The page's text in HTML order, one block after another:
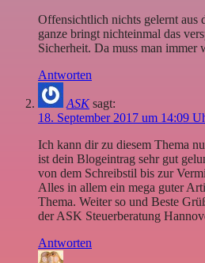
Offensichtlich nichts gelernt aus
ganze bringt nichteinmal das
Sicherheit. Da muss man immer
Antworten
ASK sagt:
18. September 2017 um 14:09
Ich kann dir zu diesem Thema
ist dein Blogeintrag sehr gut
von dem Schreibstil bis zur
Alles in allem ein mega guter
Thema. Weiter so und Beste
der ASK Steuerberatung
Antworten